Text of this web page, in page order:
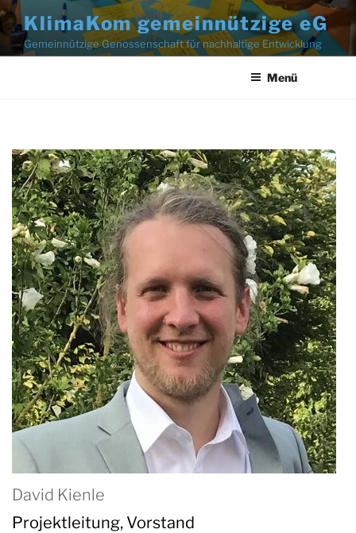
Zum
Inhalt
springen
KlimaKom gemeinnützige eG
Gemeinnützige Genossenschaft für nachhaltige Entwicklung
Menü
David Kienle
Projektleitung, Vorstand